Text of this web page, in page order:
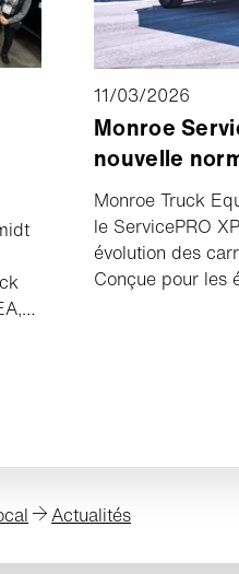
11/03/2026
Monroe
nouvelle
Monroe Truck
le ServicePRO
évolution des
Conçue pour les
kilomètre après
Actualités